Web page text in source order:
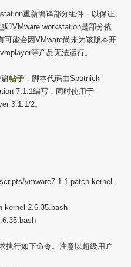
重新编译部分组件，以保证
即VMware workstation是部分依
可能会因VMware尚未为该版本开
等产品无法运行。
帖子 ，脚本代码由Sputnick-
7.1.1编写，同时使用于
3.1.1/2。
vmware7.1.1-patch-kernel-
kernel-2.6.35.bash
执行如下命令。注意以超级用户